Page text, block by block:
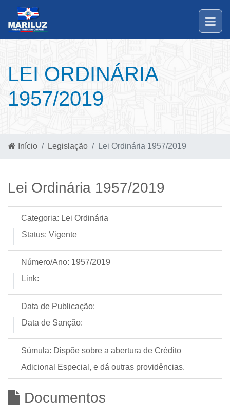
LEI ORDINÁRIA
1957/2019
Início Legislação Lei Ordinária 1957/2019
Lei Ordinária 1957/2019
Categoria: Lei Ordinária
Status: Vigente
Número/Ano: 1957/2019
Link:
Data de Publicação:
Data de Sanção:
Súmula: Dispõe sobre a abertura de Crédito
Adicional Especial, e dá outras providências.
Documentos